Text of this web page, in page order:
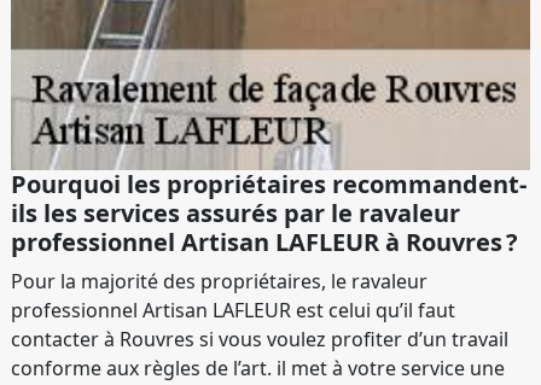
Pourquoi les propriétaires recommandent-
ils les services assurés par le ravaleur
professionnel Artisan LAFLEUR à Rouvres ?
Pour la majorité des propriétaires, le ravaleur
professionnel Artisan LAFLEUR est celui qu’il faut
contacter à Rouvres si vous voulez profiter d’un travail
conforme aux règles de l’art. il met à votre service une